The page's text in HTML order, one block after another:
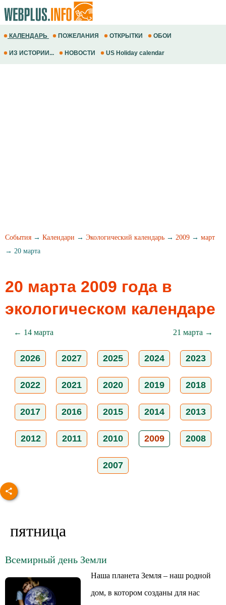
КАЛЕНДАРЬ ПОЖЕЛАНИЯ ОТКРЫТКИ ОБОИ
ИЗ ИСТОРИИ... НОВОСТИ US Holiday calendar
События → Календари → Экологический календарь → 2009 → март
→ 20 марта
20 марта 2009 года в
экологическом календаре
← 14 марта 21 марта →
2026 2027 2025 2024 2023
2022 2021 2020 2019 2018
2017 2016 2015 2014 2013
2012 2011 2010 2009 2008
2007
пятница
Всемирный день Земли
Наша планета Земля – наш родной
дом, в котором созданы для нас